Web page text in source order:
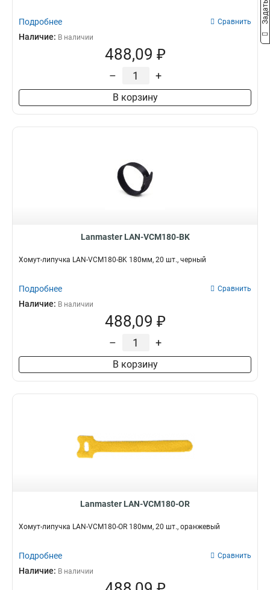
Подробнее Сравнить
Наличие: В наличии
488,09 ₽
– +
В корзину
Lanmaster LAN-VCM180-BK
Хомут-липучка LAN-VCM180-BK 180мм, 20 шт., черный
Подробнее Сравнить
Наличие: В наличии
488,09 ₽
– +
В корзину
Lanmaster LAN-VCM180-OR
Хомут-липучка LAN-VCM180-OR 180мм, 20 шт., оранжевый
Подробнее Сравнить
Наличие: В наличии